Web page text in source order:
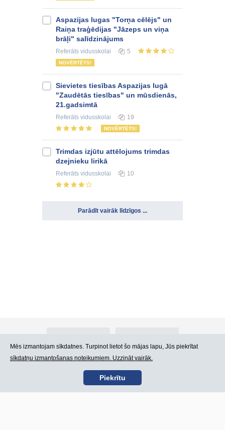
Aspazijas lugas "Torņa cēlējs" un
Raiņa traģēdijas "Jāzeps un viņa
brāļi" salīdzinājums
Referāts vidusskolai 5
NOVĒRTĒTS!
Sievietes tiesības Aspazijas lugā
"Zaudētās tiesības" un mūsdienās,
21.gadsimtā
Referāts vidusskolai 19
NOVĒRTĒTS!
Trimdas izjūtu attēlojums trimdas
dzejnieku lirikā
Referāts vidusskolai 10
Parādīt vairāk līdzīgos ...
Kontakti Lietošanas noteikumi
Mēs izmantojam sīkdatnes. Turpinot lietot šo mājas lapu, Jūs piekrītat
sīkdatņu izmantošanas noteikumiem. Uzzināt vairāk.
Piekrītu